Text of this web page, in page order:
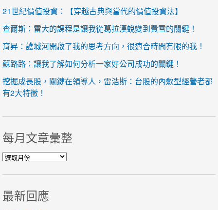
21世紀價值投資：【穿越古典與當代的價值投資法】
查爾斯：雷大的課程是讓我從葛拉漢蛻變到費雪的關鍵！
育昇：護城河開啟了我的思考方向，很適合時間有限的我！
蘇路路：讓我了解如何分析一家好公司成功的關鍵！
挖掘成長股，關鍵在領導人，雷浩斯：台股的內斂型經營者都
有2大特徵！
每月文章彙整
每月文章彙整
最新回應